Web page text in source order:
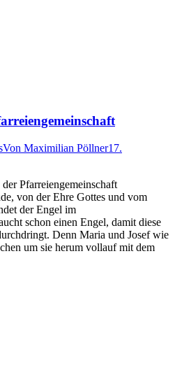
Von Maximilian Pöllner17.
Pfarreiengemeinschaft
von der Ehre Gottes und vom
der Engel im
schon einen Engel, damit diese
Denn Maria und Josef wie
um sie herum vollauf mit dem